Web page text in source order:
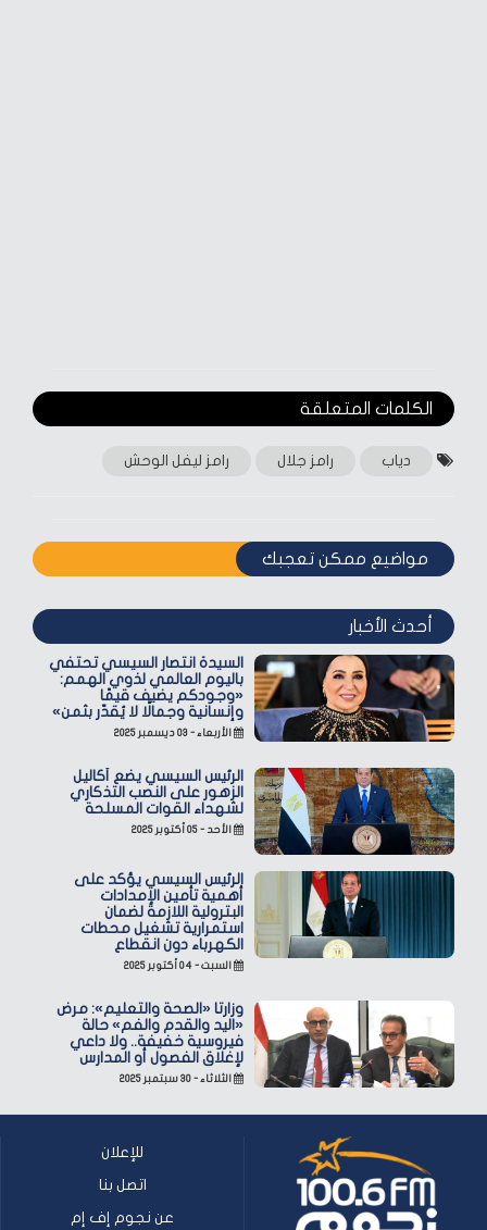
الكلمات المتعلقة‎
دياب رامز جلال رامز ليفل الوحش
مواضيع ممكن تعجبك
أحدث الأخبار
السيدة انتصار السيسي تحتفي
باليوم العالمي لذوي الهمم:
«وجودكم يضيف قيمًا
وإنسانية وجمالًا لا يُقدّر بثمن»
الأربعاء - ٠٣ ديسمبر ٢٠٢٥
الرئيس السيسي يضع أكاليل
الزهور على النصب التذكاري
لشهداء القوات المسلحة
الأحد - ٠٥ أكتوبر ٢٠٢٥
الرئيس السيسي يؤكد على
أهمية تأمين الإمدادات
البترولية اللازمة لضمان
استمرارية تشغيل محطات
الكهرباء دون انقطاع
السبت - ٠٤ أكتوبر ٢٠٢٥
وزارتا «الصحة والتعليم»: مرض
«اليد والقدم والفم» حالة
فيروسية خفيفة.. ولا داعي
لإغلاق الفصول أو المدارس
الثلاثاء - ٣٠ سبتمبر ٢٠٢٥
للإعلان
اتصل بنا
عن نجوم إف إم